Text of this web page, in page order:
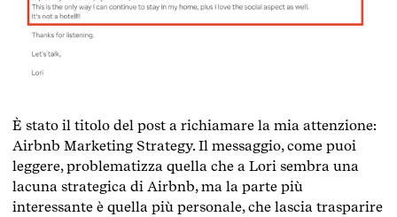
È stato il titolo del post a richiamare la mia attenzione:
Airbnb Marketing Strategy. Il messaggio, come puoi
leggere, problematizza quella che a Lori sembra una
lacuna strategica di Airbnb, ma la parte più
interessante è quella più personale, che lascia trasparire